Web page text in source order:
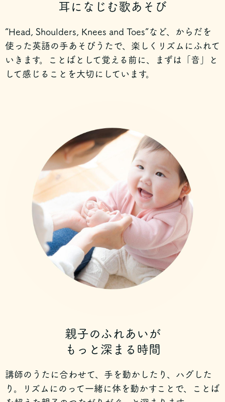
耳になじむ歌あそび
“Head, Shoulders, Knees and Toes”など、からだを
使った英語の手あそびうたで、楽しくリズムにふれて
いきます。ことばとして覚える前に、まずは「音」と
して感じることを大切にしています。
親子のふれあいが
もっと深まる時間
講師のうたに合わせて、手を動かしたり、ハグした
り。
リズムにのって一緒に体を動かすことで、ことば